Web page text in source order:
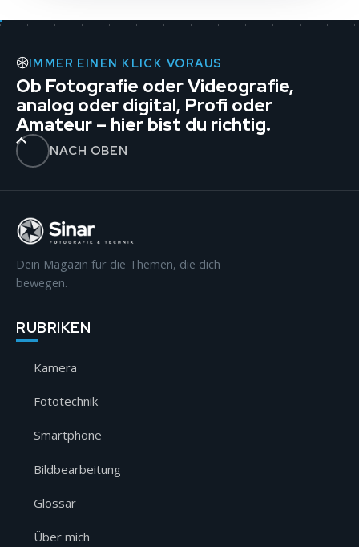
IMMER EINEN KLICK VORAUS
Ob Fotografie oder Videografie,
analog oder digital, Profi oder
Amateur – hier bist du richtig.
NACH OBEN
Dein Magazin für die Themen, die dich
bewegen.
RUBRIKEN
Kamera
Fototechnik
Smartphone
Bildbearbeitung
Glossar
Über mich